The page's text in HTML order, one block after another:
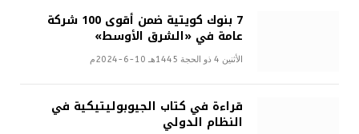
7 بنوك كويتية ضمن أقوى 100 شركة
عامة في «الشرق الأوسط»
الأثنين 4 ذو الحجة 1445هـ 10-6-2024م
قراءة في كتاب الجيوبوليتيكية في
النظام الدولي